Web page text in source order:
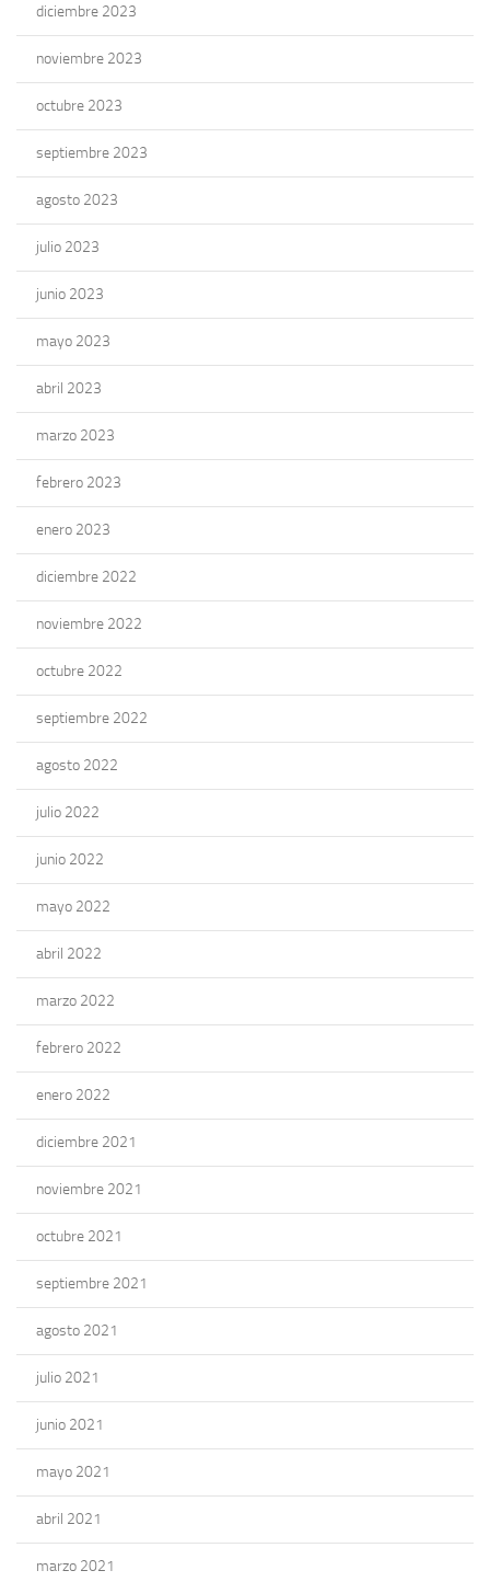
diciembre 2023
noviembre 2023
octubre 2023
septiembre 2023
agosto 2023
julio 2023
junio 2023
mayo 2023
abril 2023
marzo 2023
febrero 2023
enero 2023
diciembre 2022
noviembre 2022
octubre 2022
septiembre 2022
agosto 2022
julio 2022
junio 2022
mayo 2022
abril 2022
marzo 2022
febrero 2022
enero 2022
diciembre 2021
noviembre 2021
octubre 2021
septiembre 2021
agosto 2021
julio 2021
junio 2021
mayo 2021
abril 2021
marzo 2021